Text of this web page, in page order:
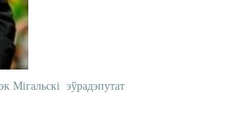
Мігальскі эўрадэпутат